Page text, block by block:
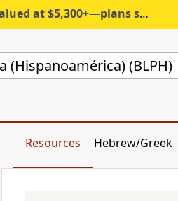
start under $6/month.
(Hispanoamérica) (BLPH)
Resources Hebrew/Greek